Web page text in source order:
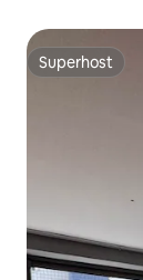
Superhost
Superhost